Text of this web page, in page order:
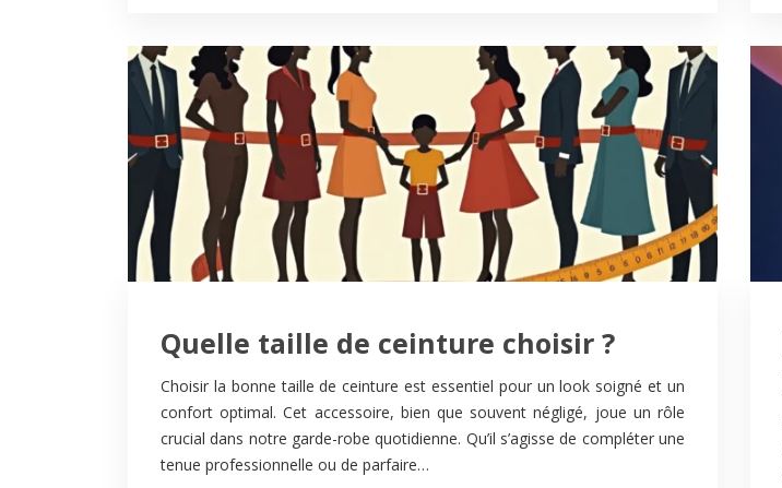
Quelle taille de ceinture choisir ?
Choisir la bonne taille de ceinture est essentiel pour un look soigné et un
confort optimal. Cet accessoire, bien que souvent négligé, joue un rôle
crucial dans notre garde-robe quotidienne. Qu’il s’agisse de compléter une
tenue professionnelle ou de parfaire…